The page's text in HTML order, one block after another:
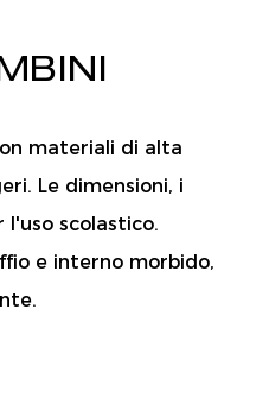
materiali di alta
Le dimensioni, i
scolastico.
e interno morbido,